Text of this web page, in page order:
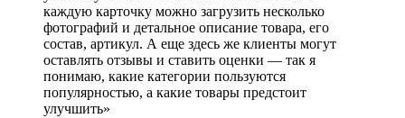
каждую карточку можно загрузить несколько
фотографий и детальное описание товара, его
состав, артикул. А еще здесь же клиенты могут
оставлять отзывы и ставить оценки — так я
понимаю, какие категории пользуются
популярностью, а какие товары предстоит
улучшить»